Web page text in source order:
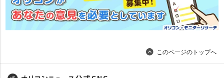
このページのトップへ